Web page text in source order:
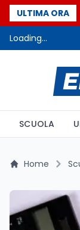
ULTIMA ORA
Passaggio
Loading...
SCUOLA
Home